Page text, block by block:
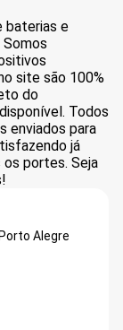
baterias e
site são 100%
do
Todos
enviados para
já
portes. Seja
Porto Alegre